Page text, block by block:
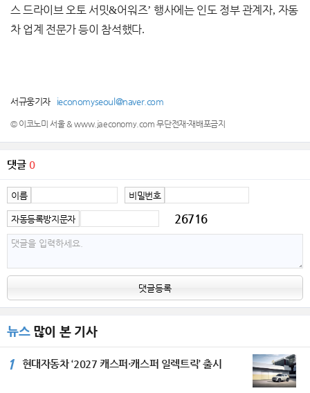
스 드라이브 오토 서밋&어워즈’ 행사에는 인도 정부 관계자, 자동
차 업계 전문가 등이 참석했다.
서규웅기자 ieconomyseoul@naver.com
© 이코노미 서울 & www.jaeconomy.com 무단전재-재배포금지
댓글 0
이름 비밀번호
자동등록방지문자 26716
댓글등록
뉴스많이 본 기사
1 현대자동차 ‘2027 캐스퍼·캐스퍼 일렉트릭’ 출시